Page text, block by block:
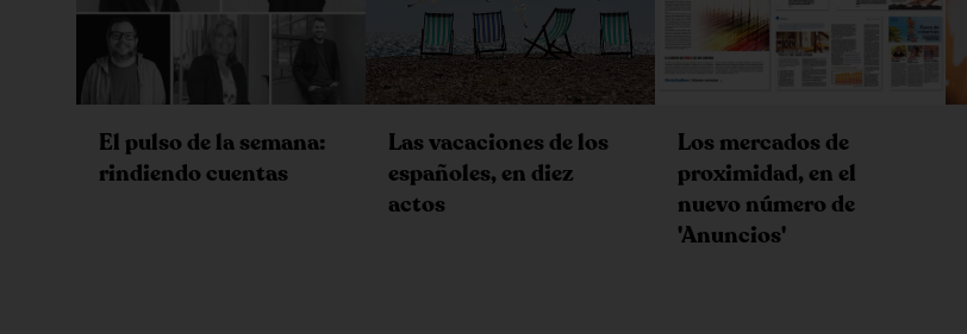
El pulso de la semana:
rindiendo cuentas
Las vacaciones de los
españoles, en diez
actos
Los mercados de
proximidad, en el
nuevo número de
'Anuncios'